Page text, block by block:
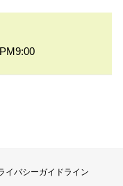
ンプ
イバシーガイドライン